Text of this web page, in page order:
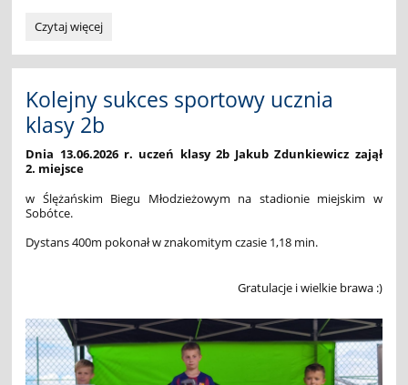
Projekt
🤾🏻‍♀️
🤾🏻‍♀️:
Czytaj więcej
Kolejny sukces sportowy ucznia
klasy 2b
Dnia 13.06.2026 r. uczeń klasy 2b Jakub Zdunkiewicz zajął
2. miejsce
w Ślężańskim Biegu Młodzieżowym na stadionie miejskim w
Sobótce.
Dystans 400m pokonał w znakomitym czasie 1,18 min.
Gratulacje i wielkie brawa :)